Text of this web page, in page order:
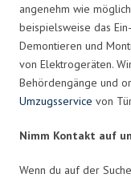
angenehm wie
beispielsweise das
Demontieren und
von Elektrogeräten.
Behördengänge und
Umzugsservice von
Nimm Kontakt auf
Wenn du auf der